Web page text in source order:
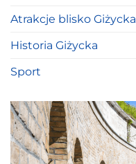
Atrakcje blisko Giżycka
Historia Giżycka
Sport